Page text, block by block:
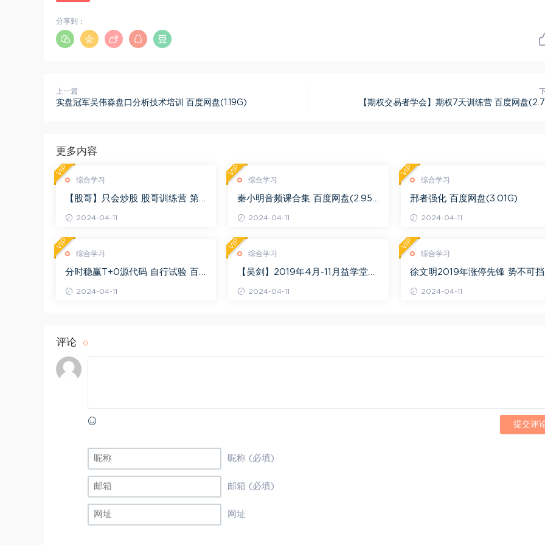
分享到：
上一篇
实盘冠军吴伟淼盘口分析技术培训 百度网盘(1.19G) 【期权交易者学会】期权7天训练营 百度网盘
更多内容
综合学习
【股哥】只会炒股 股哥训练营 第
2024-04-11
VIP
综合学习
秦小明音频课合集 百度网盘(2.95
2024-04-11
VIP
综合学习
邢者强化 百度网盘(3.01G)
2024-04-11
VIP
综合学习
分时稳赢T+0源代码 自行试验 百
2024-04-11
VIP
综合学习
【吴剑】2019年4月-11月益学堂吴
2024-04-11
VIP
综合学习
徐文明2019年涨停先锋 势不可挡
百度网盘(10.98G)
2024-04-11
VIP
评论 0
提交评
昵称 (必填)
邮箱 (必填)
网址